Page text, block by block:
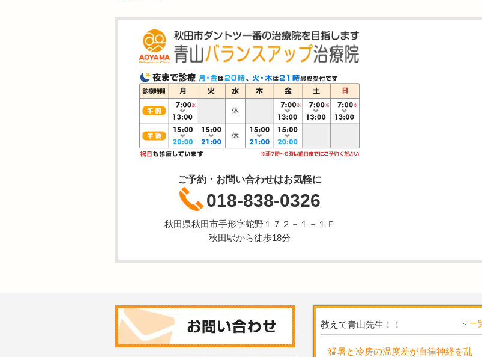
ご予約・お問い合わせはお気軽に
018-838-0326
秋田県秋田市手形字蛇野１７２－１－１Ｆ
秋田駅から徒歩18分
教えて青山先生！！ 一
猛暑と冷房の温度差が自律神経を乱